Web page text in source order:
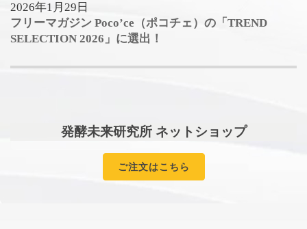
2026年1月29日
フリーマガジン Poco’ce（ポコチェ）の「TREND
SELECTION 2026」に選出！
発酵未来研究所 ネットショップ
ご注文はこちら